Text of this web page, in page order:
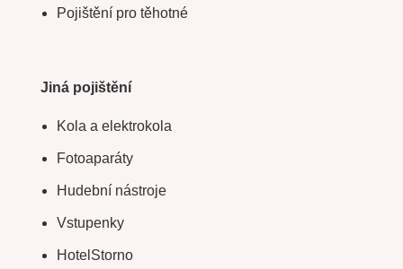
Pojištění pro těhotné
Jiná pojištění
Kola a elektrokola
Fotoaparáty
Hudební nástroje
Vstupenky
HotelStorno